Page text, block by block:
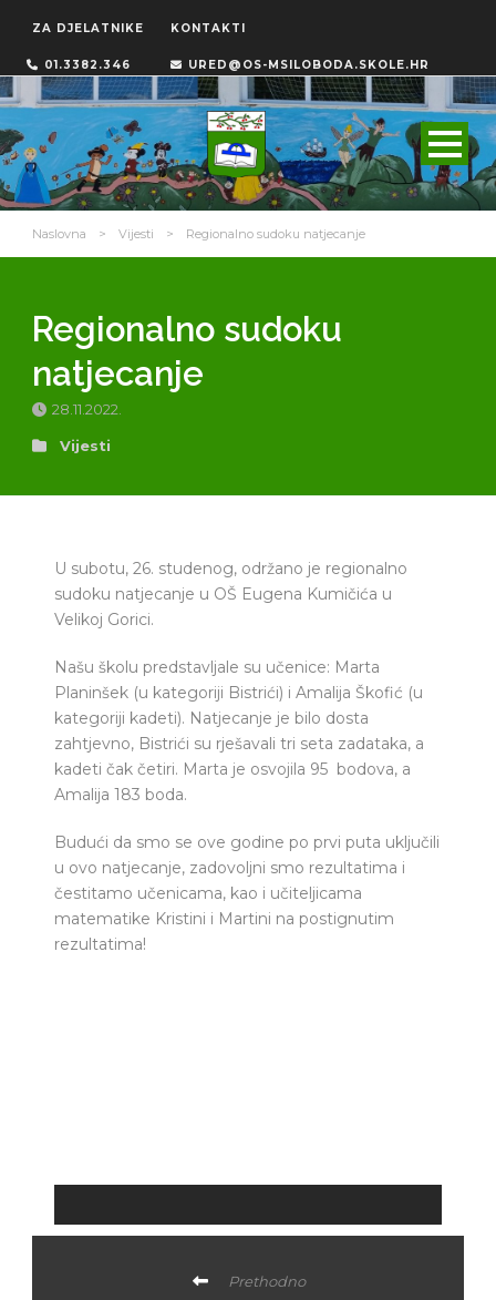
ZA DJELATNIKE KONTAKTI
01.3382.346 URED@OS-MSILOBODA.SKOLE.HR
Naslovna > Vijesti > Regionalno sudoku natjecanje
Regionalno sudoku
natjecanje
28.11.2022.
Vijesti
U subotu, 26. studenog, održano je regionalno
sudoku natjecanje u OŠ Eugena Kumičića u
Velikoj Gorici.
Našu školu predstavljale su učenice: Marta
Planinšek (u kategoriji Bistrići) i Amalija Škofić (u
kategoriji kadeti). Natjecanje je bilo dosta
zahtjevno, Bistrići su rješavali tri seta zadataka, a
kadeti čak četiri. Marta je osvojila 95 bodova, a
Amalija 183 boda.
Budući da smo se ove godine po prvi puta uključili
u ovo natjecanje, zadovoljni smo rezultatima i
čestitamo učenicama, kao i učiteljicama
matematike Kristini i Martini na postignutim
rezultatima!
Prethodno